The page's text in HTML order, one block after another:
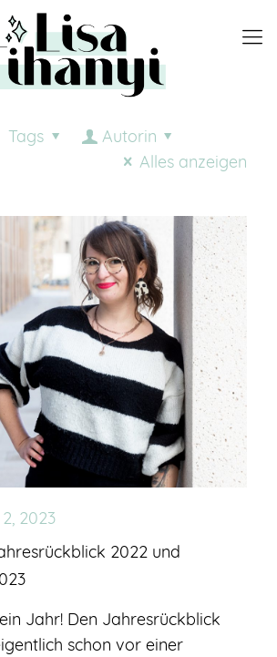
Tags
Autorin
Alles anzeigen
2023
2022 und
Jahr! Den Jahresrückblick
schon vor einer